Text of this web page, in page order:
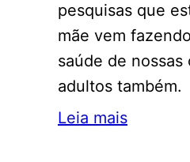
pesquisas que
mãe vem
saúde de nossas
adultos também.
Leia mais